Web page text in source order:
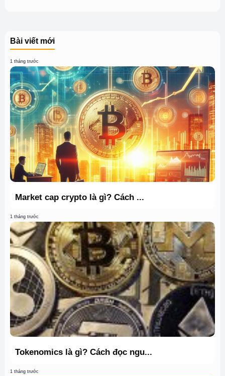
Bài viết mới
1 tháng trước
Market cap crypto là gì? Cách ...
1 tháng trước
Tokenomics là gì? Cách đọc ngu...
1 tháng trước